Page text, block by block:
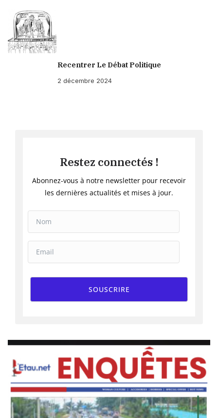
Recentrer Le Débat Politique
2 décembre 2024
Restez connectés !
Abonnez-vous à notre newsletter pour recevoir
les dernières actualités et mises à jour.
SOUSCRIRE